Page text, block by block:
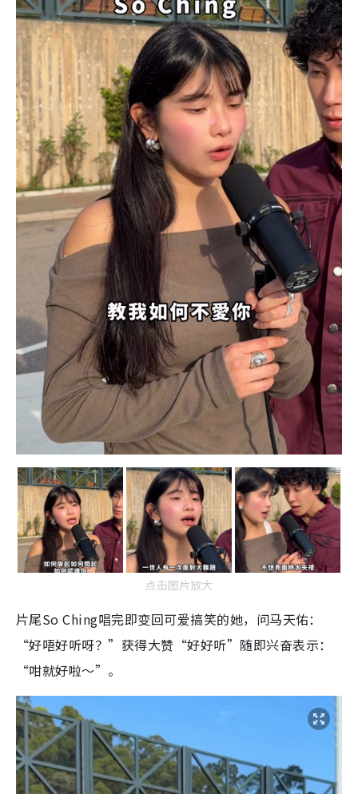
点击图片放大
片尾So Ching唱完即变回可爱搞笑的她，问马天佑：
“好唔好听呀？”获得大赞“好好听”随即兴奋表示：
“咁就好啦～”。